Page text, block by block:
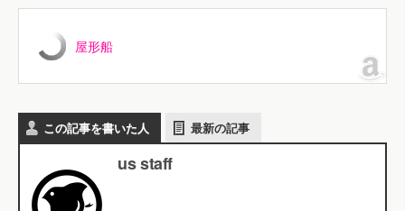
屋形船
この記事を書いた人 最新の記事
us staff